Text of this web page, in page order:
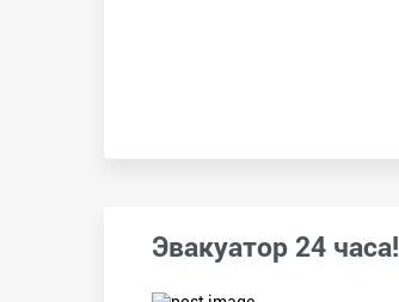
Эвакуатор 24 часа!